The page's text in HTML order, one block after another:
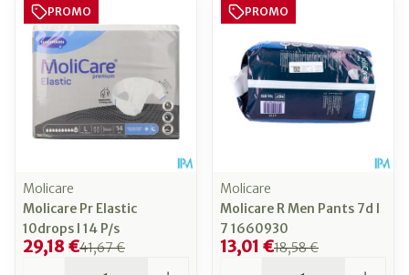
PROMO
Molicare
Molicare Pr Elastic
10drops l 14 P/s
41,67 €
29,18 €
PROMO
Molicare
Molicare R Men Pants 7d l
7 1660930
18,58 €
13,01 €